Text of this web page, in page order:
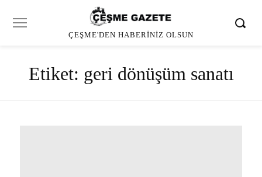
ÇEŞME'DEN HABERINIZ OLSUN
Etiket: geri dönüşüm sanatı